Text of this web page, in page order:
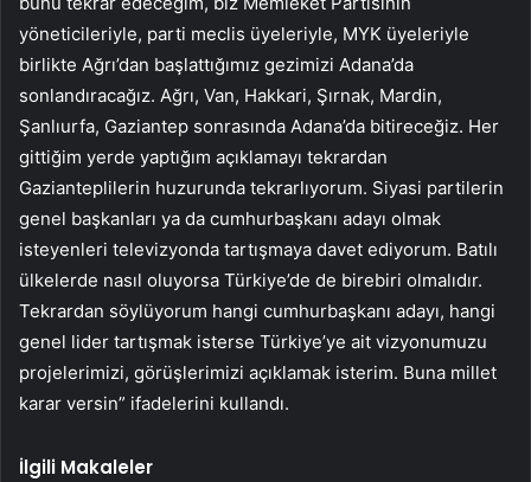
yöneticileriyle, parti meclis üyeleriyle, MYK üyeleriyle
birlikte Ağrı’dan başlattığımız gezimizi Adana’da
sonlandıracağız. Ağrı, Van, Hakkari, Şırnak, Mardin,
Şanlıurfa, Gaziantep sonrasında Adana’da bitireceğiz. Her
gittiğim yerde yaptığım açıklamayı tekrardan
Gazianteplilerin huzurunda tekrarlıyorum. Siyasi partilerin
genel başkanları ya da cumhurbaşkanı adayı olmak
isteyenleri televizyonda tartışmaya davet ediyorum. Batılı
ülkelerde nasıl oluyorsa Türkiye’de de birebiri olmalıdır.
Tekrardan söylüyorum hangi cumhurbaşkanı adayı, hangi
genel lider tartışmak isterse Türkiye’ye ait vizyonumuzu
projelerimizi, görüşlerimizi açıklamak isterim. Buna millet
karar versin” ifadelerini kullandı.
İlgili Makaleler